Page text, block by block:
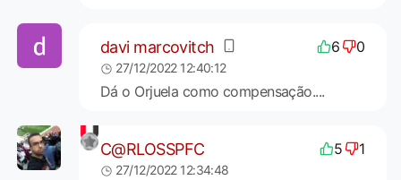
davi marcovitch 6 0
27/12/2022 12:40:12
Dá o Orjuela como compensação....
C@RLOSSPFC 5 1
27/12/2022 12:34:48